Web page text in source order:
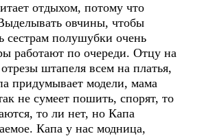
отдыхом, потому что
овчины, чтобы
сестрам полушубки очень
работают по очереди. Отцу на
штапеля всем на платья,
придумывает модели, мама
не сумеет пошить, спорят, то
то ли нет, но Капа
Капа у нас модница,